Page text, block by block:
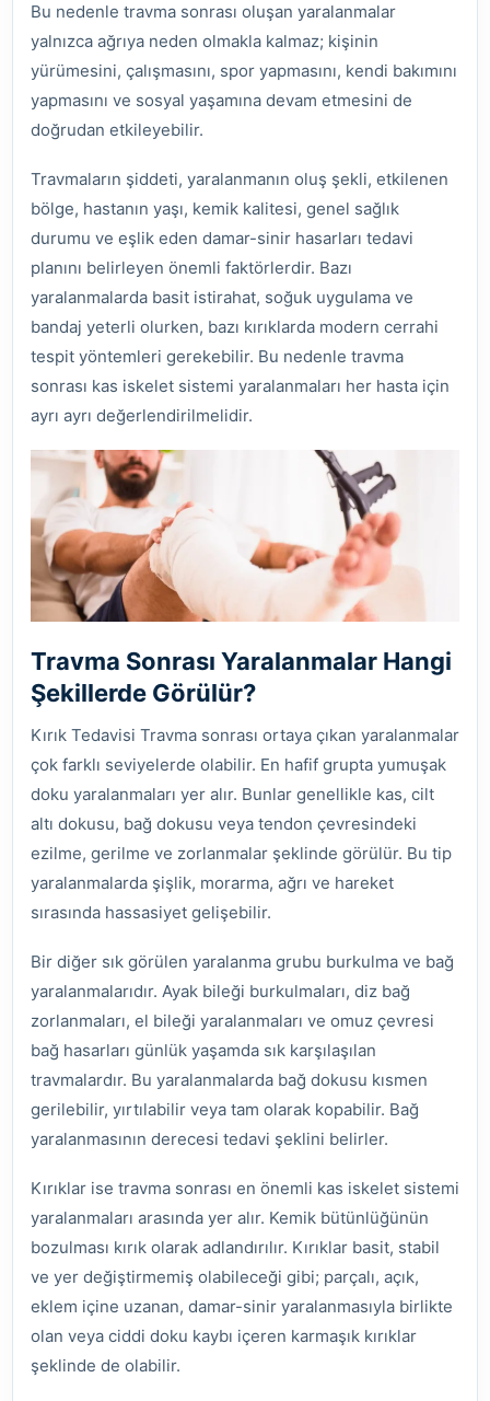
Bu nedenle travma sonrası oluşan yaralanmalar
yalnızca ağrıya neden olmakla kalmaz; kişinin
yürümesini, çalışmasını, spor yapmasını, kendi bakımını
yapmasını ve sosyal yaşamına devam etmesini de
doğrudan etkileyebilir.
Travmaların şiddeti, yaralanmanın oluş şekli, etkilenen
bölge, hastanın yaşı, kemik kalitesi, genel sağlık
durumu ve eşlik eden damar-sinir hasarları tedavi
planını belirleyen önemli faktörlerdir. Bazı
yaralanmalarda basit istirahat, soğuk uygulama ve
bandaj yeterli olurken, bazı kırıklarda modern cerrahi
tespit yöntemleri gerekebilir. Bu nedenle travma
sonrası kas iskelet sistemi yaralanmaları her hasta için
ayrı ayrı değerlendirilmelidir.
Travma Sonrası Yaralanmalar Hangi
Şekillerde Görülür?
Kırık Tedavisi Travma sonrası ortaya çıkan yaralanmalar
çok farklı seviyelerde olabilir. En hafif grupta yumuşak
doku yaralanmaları yer alır. Bunlar genellikle kas, cilt
altı dokusu, bağ dokusu veya tendon çevresindeki
ezilme, gerilme ve zorlanmalar şeklinde görülür. Bu tip
yaralanmalarda şişlik, morarma, ağrı ve hareket
sırasında hassasiyet gelişebilir.
Bir diğer sık görülen yaralanma grubu burkulma ve bağ
yaralanmalarıdır. Ayak bileği burkulmaları, diz bağ
zorlanmaları, el bileği yaralanmaları ve omuz çevresi
bağ hasarları günlük yaşamda sık karşılaşılan
travmalardır. Bu yaralanmalarda bağ dokusu kısmen
gerilebilir, yırtılabilir veya tam olarak kopabilir. Bağ
yaralanmasının derecesi tedavi şeklini belirler.
Kırıklar ise travma sonrası en önemli kas iskelet sistemi
yaralanmaları arasında yer alır. Kemik bütünlüğünün
bozulması kırık olarak adlandırılır. Kırıklar basit, stabil
ve yer değiştirmemiş olabileceği gibi; parçalı, açık,
eklem içine uzanan, damar-sinir yaralanmasıyla birlikte
olan veya ciddi doku kaybı içeren karmaşık kırıklar
şeklinde de olabilir.